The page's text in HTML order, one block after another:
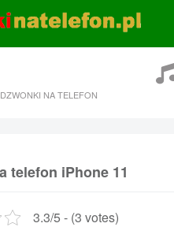
NA TELEFON
telefon iPhone 11
3.3/5 - (3 votes)